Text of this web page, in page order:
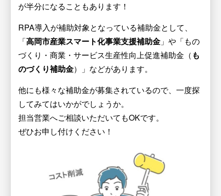
が半分になることもあります！
RPA導入が補助対象となっている補助金として、
「高岡市産業スマート化事業支援補助金 」や「もの
づくり・商業・サービス生産性向上促進補助金（ も
のづくり補助金）」などがあります。
他にも様々な補助金が募集されているので、一度探
してみてはいかがでしょうか。
担当営業へご相談いただいてもOKです。
ぜひお申し付けください！